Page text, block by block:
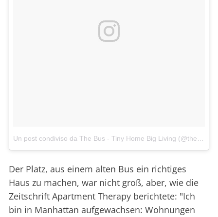
Der Platz, aus einem alten Bus ein richtiges
Haus zu machen, war nicht groß, aber, wie die
Zeitschrift Apartment Therapy berichtete: "Ich
bin in Manhattan aufgewachsen: Wohnungen